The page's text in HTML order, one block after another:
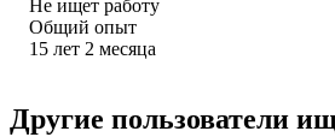
Не ищет работу
Общий опыт
15 лет 2 месяца
Другие пользователи